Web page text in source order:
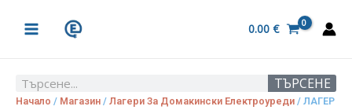
MENU
0.00 €
Search ТЪРСЕНЕ
Начало / Магазин / Лагери За Домакински Електроуреди / ЛАГЕР